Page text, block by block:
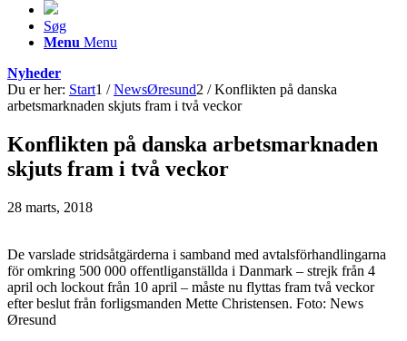
Søg
Menu Menu
Nyheder
Du er her: Start1 / NewsØresund2 / Konflikten på danska
arbetsmarknaden skjuts fram i två veckor
Konflikten på danska arbetsmarknaden
skjuts fram i två veckor
28 marts, 2018
De varslade stridsåtgärderna i samband med avtalsförhandlingarna
för omkring 500 000 offentliganställda i Danmark – strejk från 4
april och lockout från 10 april – måste nu flyttas fram två veckor
efter beslut från forligsmanden Mette Christensen. Foto: News
Øresund